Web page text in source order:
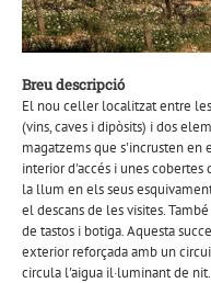
Breu descripció
El nou celler localitzat entre
(vins, caves i dipòsits) i dos
magatzems que s'incrusten
interior d'accés i unes
la llum en els seus
el descans de les visites.
de tastos i botiga. Aquesta
exterior reforçada amb un
circula l'aigua il·luminant de nit.